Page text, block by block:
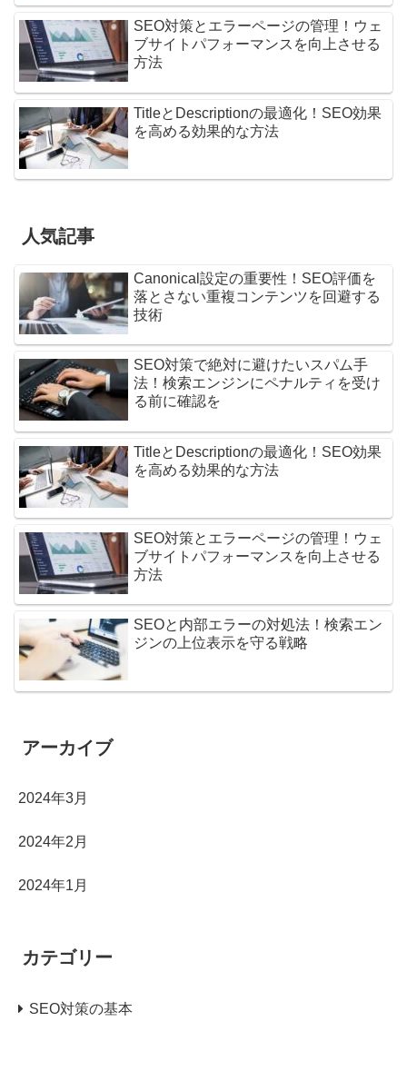
SEO対策とエラーページの管理！ウェ
ブサイトパフォーマンスを向上させる
方法
TitleとDescriptionの最適化！SEO効果
を高める効果的な方法
人気記事
Canonical設定の重要性！SEO評価を
落とさない重複コンテンツを回避する
技術
SEO対策で絶対に避けたいスパム手
法！検索エンジンにペナルティを受け
る前に確認を
TitleとDescriptionの最適化！SEO効果
を高める効果的な方法
SEO対策とエラーページの管理！ウェ
ブサイトパフォーマンスを向上させる
方法
SEOと内部エラーの対処法！検索エン
ジンの上位表示を守る戦略
アーカイブ
2024年3月
2024年2月
2024年1月
カテゴリー
SEO対策の基本